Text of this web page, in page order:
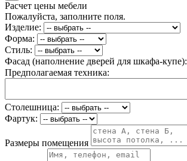
Расчет цены мебели
Пожалуйста, заполните поля.
Изделие:
Форма:
Стиль:
Фасад (наполнение дверей для шкафа-купе):
Предполагаемая техника:
Столешница:
Фартук:
Размеры помещения